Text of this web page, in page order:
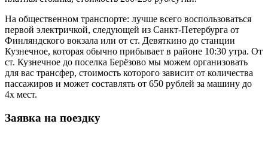
На общественном транспорте: лучше всего воспользоваться
первой электричкой, следующей из Санкт-Петербурга от
Финляндского вокзала или от ст. Девяткино до станции
Кузнечное, которая обычно прибывает в районе 10:30 утра. От
ст. Кузнечное до поселка Берёзово мы можем организовать
для вас трансфер, стоимость которого зависит от количества
пассажиров и может составлять от 650 рублей за машину до
4х мест.
Заявка на поездку